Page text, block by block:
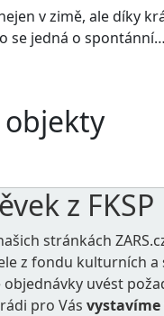
v zimě, ale díky
se jedná o spontánní…
z FKSP
stránkách
zfondu kulturních a
objednávky uvést
rádi pro Vás